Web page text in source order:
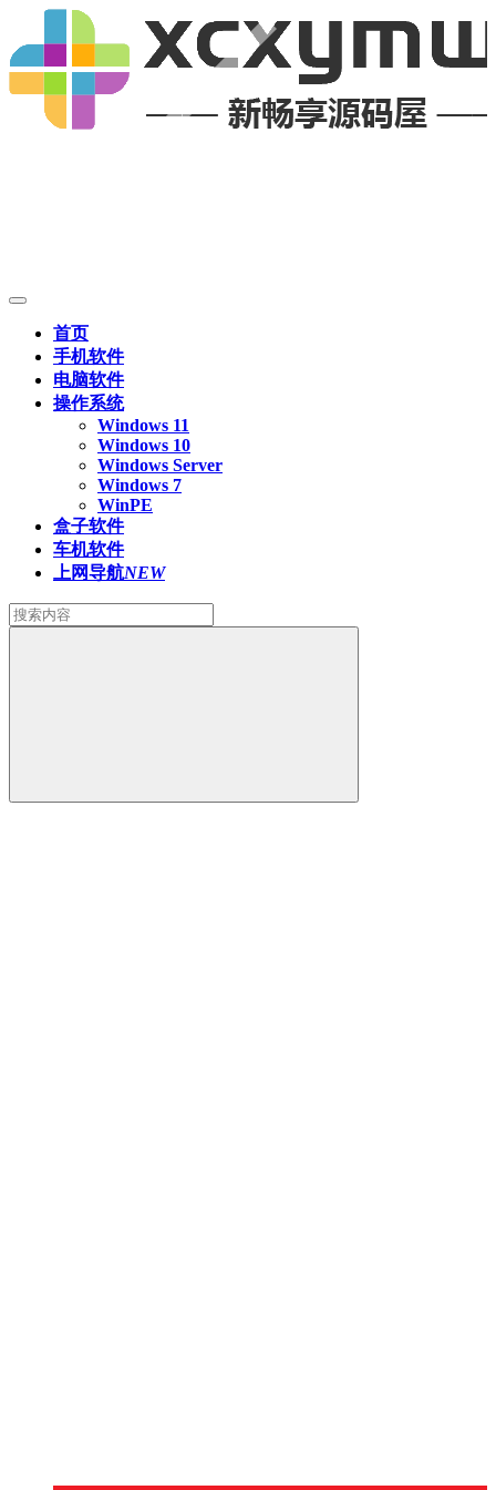
首页
手机软件
电脑软件
操作系统
Windows 11
Windows 10
Windows Server
Windows 7
WinPE
盒子软件
车机软件
上网导航NEW